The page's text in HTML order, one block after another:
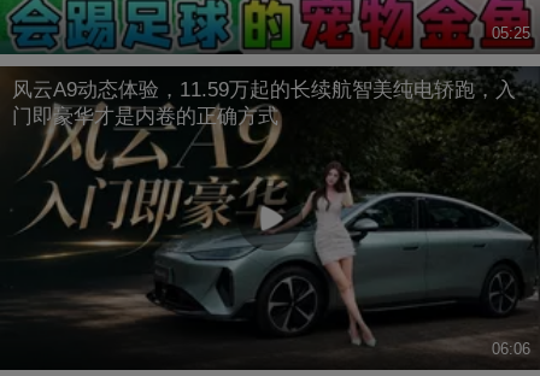
05:25
风云A9动态体验，11.59万起的长续航智美纯电轿跑，入
门即豪华才是内卷的正确方式
06:06